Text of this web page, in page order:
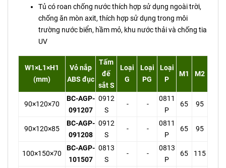
Tủ có roan chống nước thích hợp sử dụng ngoài trời,
chống ăn mòn axit, thích hợp sử dụng trong môi
trường nước biển, hầm mỏ, khu nước thải và chống tia
UV
W1×L1×H1
(mm)
Vỏ nắp
ABS đục
Tấm
đế
sắt S
Loại
G
Loại
PG
Loại
P
M1 M2
90×120×70
BC-AGP-
091207
0912
S
- -
0811
P
65 95
90×120×85
BC-AGP-
091208
0912
S
- -
0811
P
65 95
100×150×70
BC-AGP-
101507
0813
S
- -
0813
P
65 115